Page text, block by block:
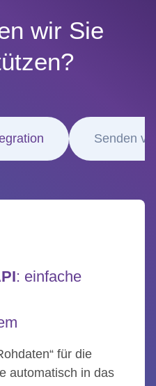
wir Sie
Senden
: einfache
für die
automatisch in das